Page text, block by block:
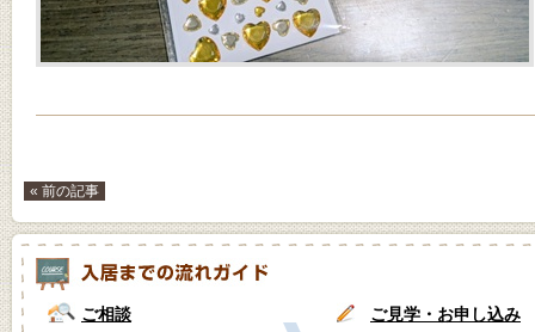
« 前の記事
ご相談 ご見学・お申し込み